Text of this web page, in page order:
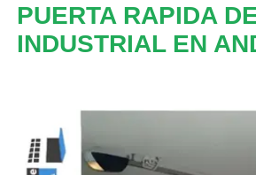
PUERTA RAPIDA
INDUSTRIAL EN